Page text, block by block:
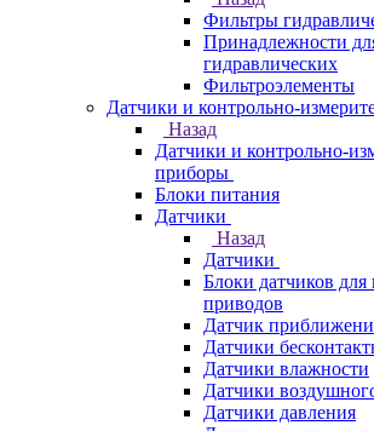
Фильтры
Принадлежности
гидравлических
Фильтроэлементы
Датчики и контрольно-
Назад
Датчики и контрольно-
приборы
Блоки питания
Датчики
Назад
Датчики
Блоки датчиков
приводов
Датчик
Датчики
Датчики влажности
Датчики
Датчики давления